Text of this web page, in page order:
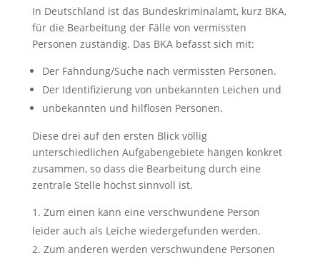
In Deutschland ist das Bundeskriminalamt, kurz BKA,
für die Bearbeitung der Fälle von vermissten
Personen zuständig. Das BKA befasst sich mit:
Der Fahndung/Suche nach vermissten Personen.
Der Identifizierung von unbekannten Leichen und
unbekannten und hilflosen Personen.
Diese drei auf den ersten Blick völlig
unterschiedlichen Aufgabengebiete hängen konkret
zusammen, so dass die Bearbeitung durch eine
zentrale Stelle höchst sinnvoll ist.
Zum einen kann eine verschwundene Person
leider auch als Leiche wiedergefunden werden.
Zum anderen werden verschwundene Personen